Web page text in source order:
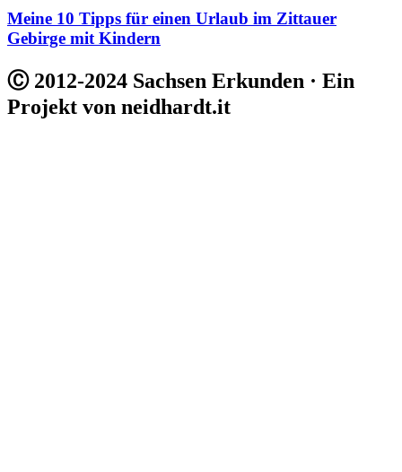
Meine 10 Tipps für einen Urlaub im Zittauer
Gebirge mit Kindern
Ⓒ 2012-2024 Sachsen Erkunden · Ein
Projekt von neidhardt.it